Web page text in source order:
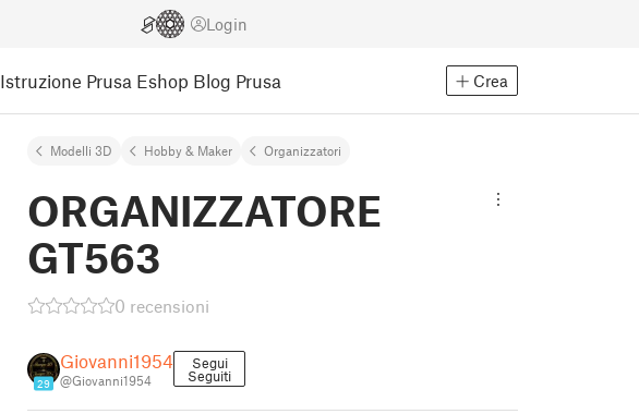
Login
Istruzione Prusa Eshop Blog Prusa Crea
Modelli 3D Hobby & Maker Organizzatori
ORGANIZZATORE
GT563
0 recensioni
29
Giovanni1954
@Giovanni1954
Segui
Seguiti